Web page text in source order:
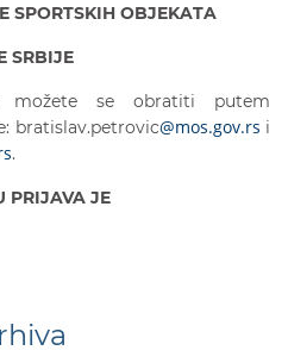
SPORTSKIH OBJEKATA
SRBIJE
možete se obratiti putem
bratislav.petrovic@mos.gov.rs i
.
PRIJAVA JE